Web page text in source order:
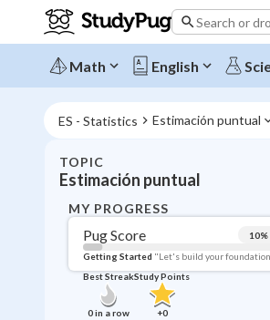
Search or
Math English
ES - Statistics Estimación puntual
TOPIC
Estimación puntual
MY PROGRESS
Pug Score 10%
Getting Started "Let's build your
Best Streak
0in a row
Study Points
+0